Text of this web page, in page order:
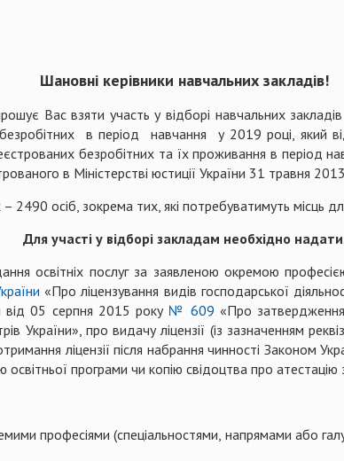
Шановні керівники навчальних закладів!
Вас взяти участь у відборі навчальних закладів
в період навчання у 2019 році, який
безробітних та їх проживання в період
в Міністерстві юстиції України 31 травня
– 2490 осіб, зокрема тих, які потребуватимуть місць
Для участі у відборі закладам необхідно
освітніх послуг за заявленою окремою
«Про ліцензування видів господарської
від 05 серпня 2015 року № 609 «Про затвердження
України», про видачу ліцензії (із зазначенням
ліцензії після набрання чинності Законом
освітньої програми чи копію свідоцтва про
професіями (спеціальностями, напрямами або